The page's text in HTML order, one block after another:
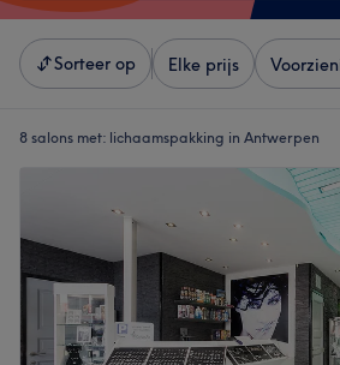
Sorteer op Elke prijs
8 salons met: lichaamspakking in Antwerpen